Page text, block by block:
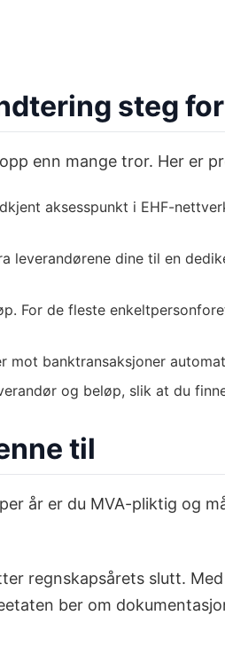
steg
enn mange tror. Her er
aksesspunkt i EHF-
leverandørene dine til en
For de fleste
mot banktransaksjoner
og beløp, slik at du
til
per år er du MVA-pliktig og
regnskapsårets slutt.
ber om